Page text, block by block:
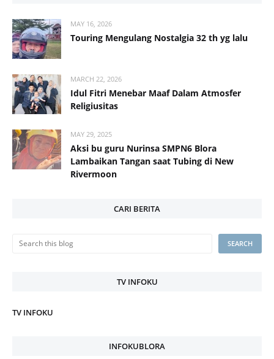
MAY 16, 2026
Touring Mengulang Nostalgia 32 th yg lalu
MARCH 22, 2026
Idul Fitri Menebar Maaf Dalam Atmosfer
Religiusitas
MAY 29, 2025
Aksi bu guru Nurinsa SMPN6 Blora
Lambaikan Tangan saat Tubing di New
Rivermoon
CARI BERITA
TV INFOKU
TV INFOKU
INFOKUBLORA